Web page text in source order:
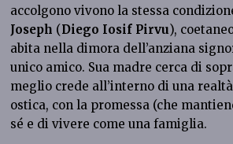
accolgono vivono la stessa
Joseph (Diego Iosif Pirvu),
abita nella dimora dell’anziana
unico amico. Sua madre cerca di
meglio crede all’interno di una
ostica, con la promessa (che
sé e di vivere come una famiglia.